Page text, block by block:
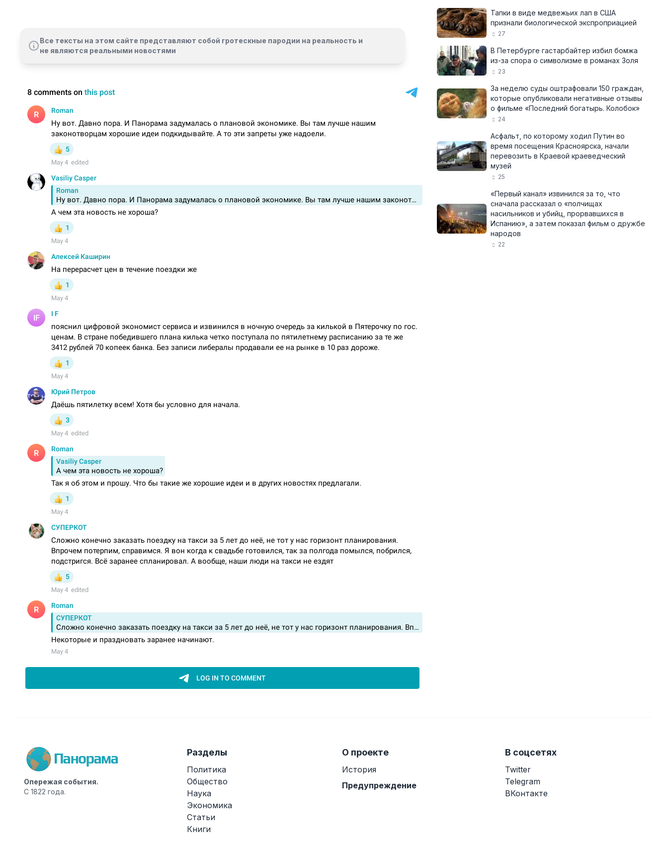
Все тексты на этом сайте представляют собой гротескные пародии на реальность и
не являются реальными новостями
Тапки в виде медвежьих лап в США
признали биологической экспроприацией
27
В Петербурге гастарбайтер избил бомжа
из-за спора о символизме в романах Золя
23
За неделю суды оштрафовали 150 граждан,
которые опубликовали негативные отзывы
о фильме «Последний богатырь. Колобок»
24
Асфальт, по которому ходил Путин во
время посещения Красноярска, начали
перевозить в Краевой краеведческий
музей
25
«Первый канал» извинился за то, что
сначала рассказал о «полчищах
насильников и убийц, прорвавшихся в
Испанию», а затем показал фильм о дружбе
народов
22
Опережая события.
С 1822 года.
Разделы
Политика
Общество
Наука
Экономика
Статьи
Книги
О проекте
История
Предупреждение
В соцсетях
Twitter
Telegram
ВКонтакте